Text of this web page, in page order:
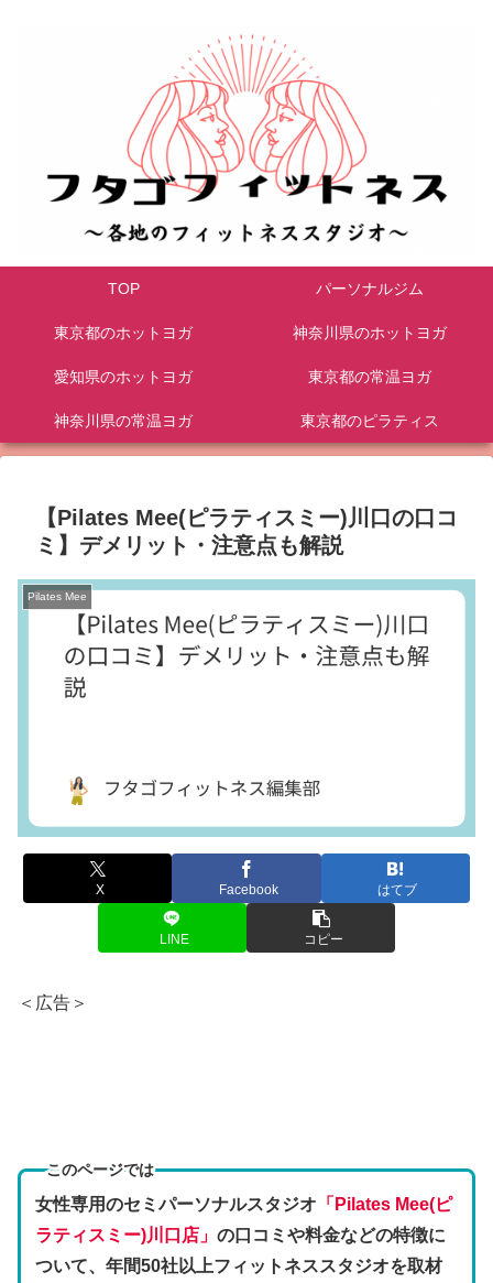
TOP パーソナルジム
東京都のホットヨガ 神奈川県のホットヨガ
愛知県のホットヨガ 東京都の常温ヨガ
神奈川県の常温ヨガ 東京都のピラティス
【Pilates Mee(ピラティスミー)川口の口コ
ミ】デメリット・注意点も解説
Pilates Mee
X Facebook はてブ
LINE コピー
＜広告＞
このページでは
女性専用のセミパーソナルスタジオ 「Pilates Mee(ピ
ラティスミー)川口店」 の口コミや料金などの特徴に
ついて、年間50社以上フィットネススタジオを取材